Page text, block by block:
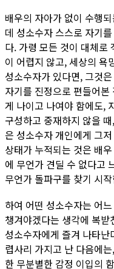
배우의 자아가 없이 수행
데 성소수자 스스로 자기
다. 가령 모든 것이 대체로
이 어렵지 않고, 세상의 욕
성소수자가 있다면, 그것
자기를 진정으로 편들어
게 나이고 나여야 함에도,
구성하고 중재하지 않을
은 성소수자 개인에게 그
상태가 누적되는 것은 배
에 무언가 견딜 수 없다고
무언가 돌파구를 찾기 시
하여 어떤 성소수자는 어
챙겨야겠다는 생각에 복
성소수자에게 즐겨 나타
렵사리 가지고 난 다음에
한 무분별한 감정 이입의